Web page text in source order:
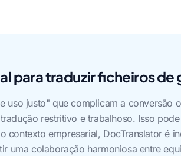
para traduzir ficheiros de
uso justo" que complicam a conversão
restritivo e trabalhoso. Isso
contexto empresarial, DocTranslator é
uma colaboração harmoniosa entre